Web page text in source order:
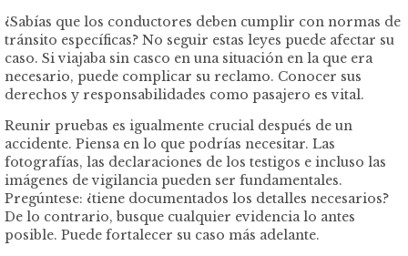
¿Sabías que los conductores deben cumplir con normas de
tránsito específicas? No seguir estas leyes puede afectar su
caso. Si viajaba sin casco en una situación en la que era
necesario, puede complicar su reclamo. Conocer sus
derechos y responsabilidades como pasajero es vital.
Reunir pruebas es igualmente crucial después de un
accidente. Piensa en lo que podrías necesitar. Las
fotografías, las declaraciones de los testigos e incluso las
imágenes de vigilancia pueden ser fundamentales.
Pregúntese: ¿tiene documentados los detalles necesarios?
De lo contrario, busque cualquier evidencia lo antes
posible. Puede fortalecer su caso más adelante.